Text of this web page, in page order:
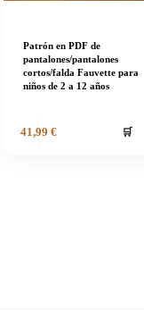
Patrón en PDF de
pantalones/pantalones
cortos/falda Fauvette para
niños de 2 a 12 años
41,99 € 🛒